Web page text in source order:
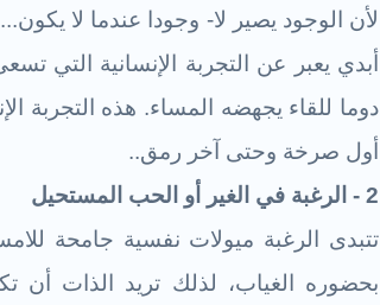
لأن الوجود يصير لا- وجودا عندما لا
أبدي يعبر عن التجربة الإنسانية التي
دوما للقاء يجهضه المساء. هذه التجربة
أول صرخة وحتى آخر رمق..
2 - الرغبة في الغير أو الحب المستحيل
تتبدى الرغبة ميولات نفسية جامحة
بحضوره الغياب، لذلك تريد الذات